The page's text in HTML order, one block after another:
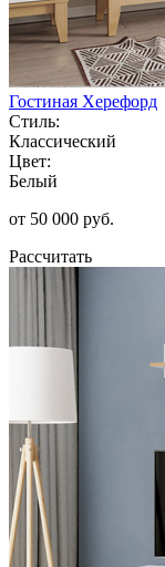
Гостиная Херефорд
Стиль:
Классический
Цвет:
Белый
от 50 000 руб.
Рассчитать